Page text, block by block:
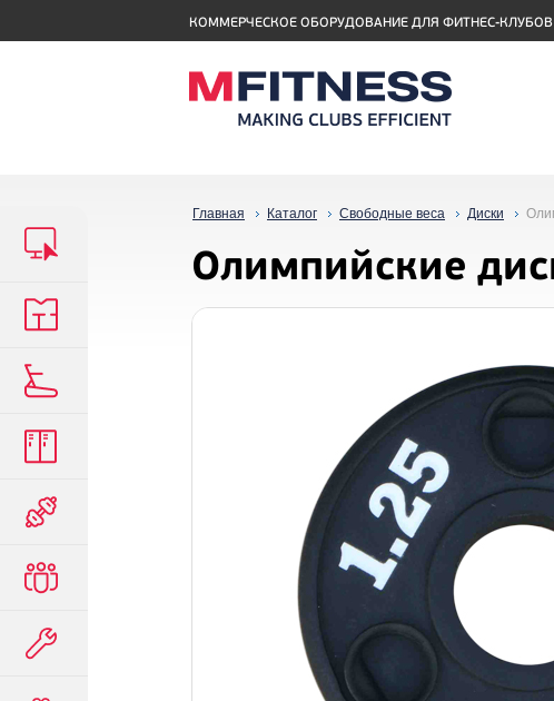
КОММЕРЧЕСКОЕ ОБОРУДОВАНИЕ ДЛЯ ФИТНЕС-КЛУБОВ
Главная Каталог Свободные веса Диски
Олимпийские